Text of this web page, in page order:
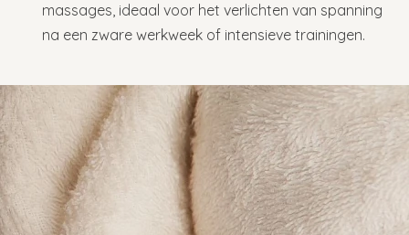
massages, ideaal voor het verlichten van spanning
na een zware werkweek of intensieve trainingen.